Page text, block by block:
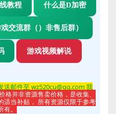
教程 什么是D加密
交流群（）非售后群）
游戏视频解说
送邮件至 wz520cu@qq.com 我
格并非资源售卖价格，是收集、
适当补贴， 所有资源仅限于参考
。